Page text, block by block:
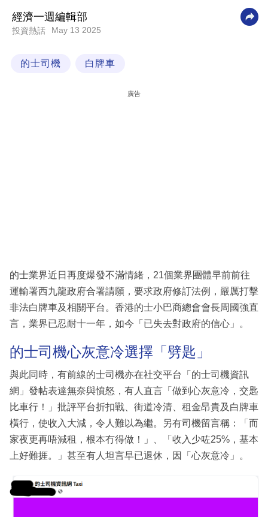
科
技
經濟一週編輯部
投資熱話 May 13 2025
的士司機 白牌車
廣告
的士業界近日再度爆發不滿情緒，21個業界團體早前前往
運輸署西九龍政府合署請願，要求政府修訂法例，嚴厲打擊
非法白牌車及相關平台。香港的士小巴商總會會長周國強直
言，業界已忍耐十一年，如今「已失去對政府的信心」。
的士司機心灰意冷選擇「劈匙」
與此同時，有前線的士司機亦在社交平台「的士司機資訊
網」發帖表達無奈與憤怒，有人直言「做到心灰意冷，交匙
比車行！」批評平台折扣戰、街道冷清、租金昂貴及白牌車
橫行，使收入大減，令人難以為繼。另有司機留言稱：「而
家夜更再唔減租，根本冇得做！」、「收入少咗25%，基本
上好難捱。」甚至有人坦言早已退休，因「心灰意冷」。